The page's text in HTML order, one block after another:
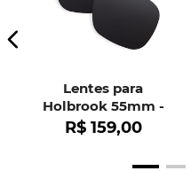
Lentes para
Holbrook 55mm -
OO9102
R$ 159,00